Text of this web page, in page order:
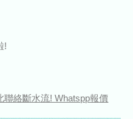
!
聯絡斷水流! Whatspp報價